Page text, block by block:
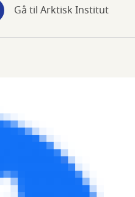
Gå til Arktisk Institut